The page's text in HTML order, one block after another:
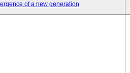
of a new generation